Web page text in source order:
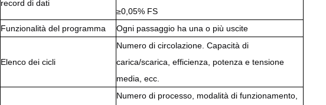
record di dati
≥0,05% FS
Funzionalità del programma
Ogni passaggio ha una o più uscite
Elenco dei cicli
Numero di circolazione. Capacità di
carica/scarica, efficienza, potenza e tensione
media, ecc.
Numero di processo, modalità di funzionamento,